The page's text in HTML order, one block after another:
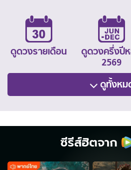
ดูดวงรายเดือน
ดูดวงครึ่งปี
2569
ดูทั้งหม
ซีรีส์ฮิตจาก